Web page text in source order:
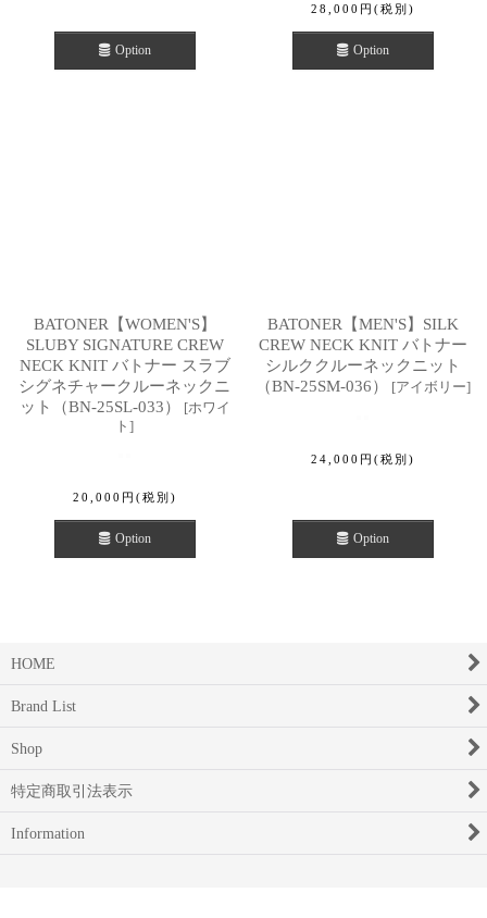
Option
28,000 円 (税別)
Option
BATONER【WOMEN'S】
SLUBY SIGNATURE CREW
NECK KNIT バトナー スラブ
シグネチャークルーネックニ
ット（BN-25SL-033）
[ホワイ
ト ]
20,000 円 (税別)
Option
BATONER【MEN'S】SILK
CREW NECK KNIT バトナー
シルククルーネックニット
（BN-25SM-036）
[アイボリー]
24,000 円 (税別)
Option
HOME
Brand List
Shop
特定商取引法表示
Information